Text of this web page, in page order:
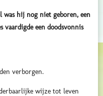
was hij nog niet geboren, een
vaardigde een doodsvonnis
verborgen.
wijze tot leven